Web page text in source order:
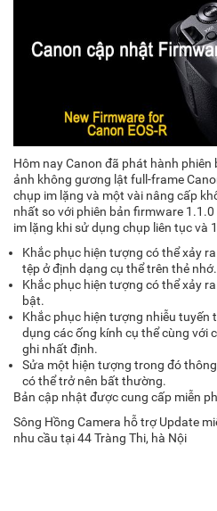
Hôm nayCanon đã phát hành phiên
ảnh không gương lật full-frame
chụp im lặng và một vài nâng cấp
nhất so với phiên bản firmware
im lặng khi sử dụng chụp liên tụcvà
Khắc phục hiện tượng có thể xảy
tệp ở định dạng cụ thể trên thẻ nhớ.
Khắc phục hiện tượng có thể xảy
bật.
Khắc phục hiện tượng nhiễu tuyến
dụng các ống kính cụ thể cùng với
ghi nhất định.
Sửa một hiện tượng trong đó
có thể trở nên bất thường.
Bản cập nhật được cung cấp miễn
Sông Hồng Camera hỗ trợ Update
nhu cầu tại 44 Tràng Thi, hà Nội